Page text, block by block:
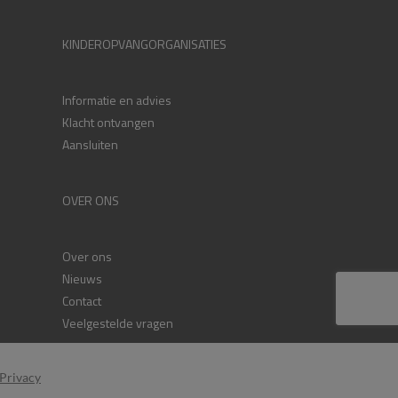
KINDEROPVANGORGANISATIES
Informatie en advies
Klacht ontvangen
Aansluiten
OVER ONS
Over ons
Nieuws
Contact
Veelgestelde vragen
Privacy